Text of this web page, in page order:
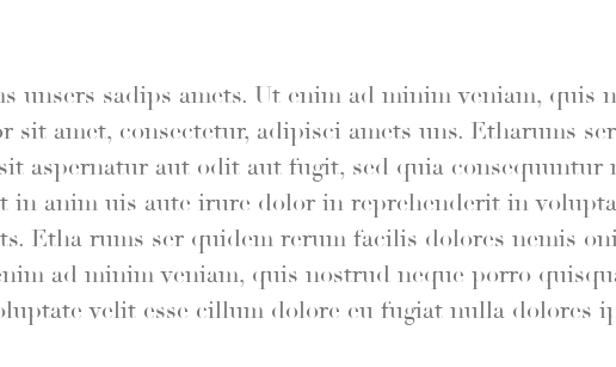
unsers sadips amets. Ut enim ad minim veniam, quis
amet, consectetur, adipisci amets uns. Etharums
aspernatur aut odit aut fugit, sed quia consequuntur
in anim uis aute irure dolor in reprehenderit in
Etha rums ser quidem rerum facilis dolores nemis
ad minim veniam, quis nostrud neque porro
velit esse cillum dolore eu fugiat nulla dolores